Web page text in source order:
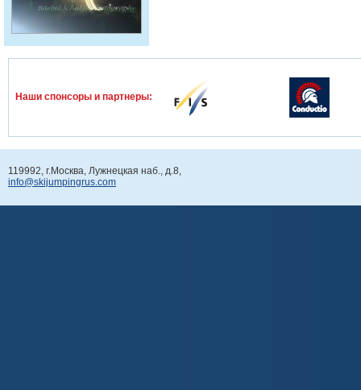
Наши спонcоры и партнеры:
119992, г.Москва, Лужнецкая наб., д.8,
info@skijumpingrus.com